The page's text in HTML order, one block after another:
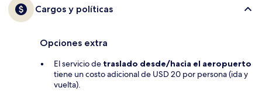
Cargos y políticas
Opciones extra
El servicio de traslado desde/hacia el aeropuerto
tiene un costo adicional de USD 20 por persona (ida y
vuelta).